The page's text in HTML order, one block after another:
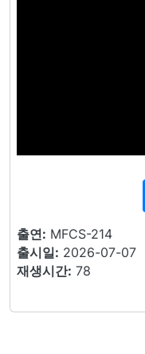
출연: MFCS-214
출시일: 2026-07-07
재생시간: 78